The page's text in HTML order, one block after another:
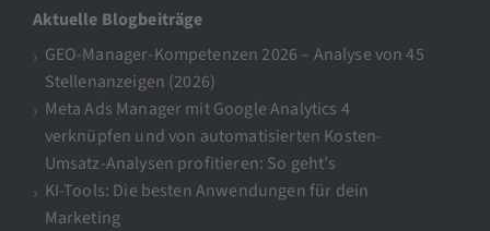
Aktuelle Blogbeiträge
GEO-Manager-Kompetenzen 2026 – Analyse von 45
Stellenanzeigen (2026)
Meta Ads Manager mit Google Analytics 4
verknüpfen und von automatisierten Kosten-
Umsatz-Analysen profitieren: So geht’s
KI-Tools: Die besten Anwendungen für dein
Marketing